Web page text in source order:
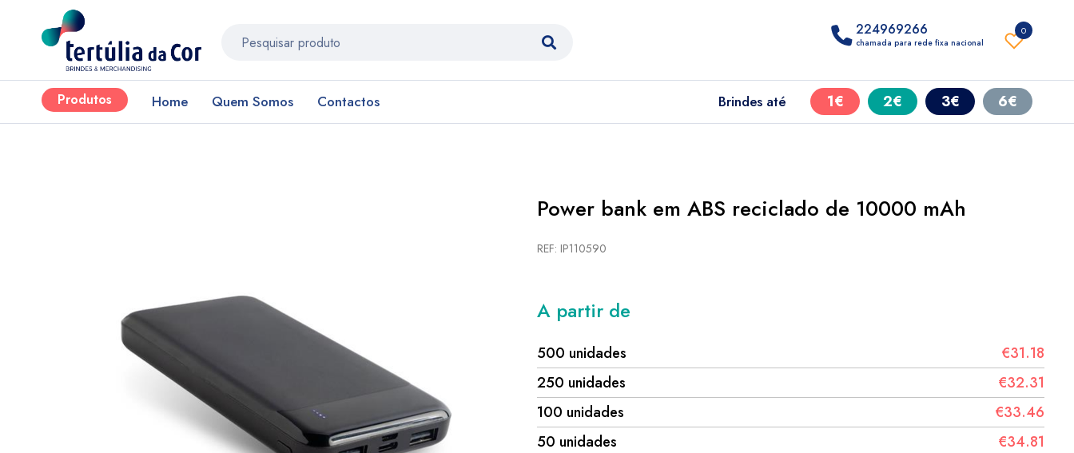
0
224969266
chamada para rede fixa nacional
Produtos Home Quem Somos Contactos Brindes até 1€ 2€ 3€ 6€
Power bank em ABS reciclado de 10000 mAh
REF: IP110590
A partir de
500 unidades
€31.18
250 unidades
€32.31
100 unidades
€33.46
50 unidades
€34.81